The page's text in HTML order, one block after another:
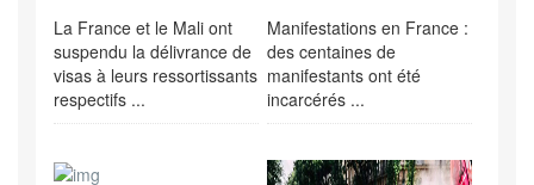
La France et le Mali ont
suspendu la délivrance de
visas à leurs ressortissants
respectifs ...
Manifestations en France :
des centaines de
manifestants ont été
incarcérés ...